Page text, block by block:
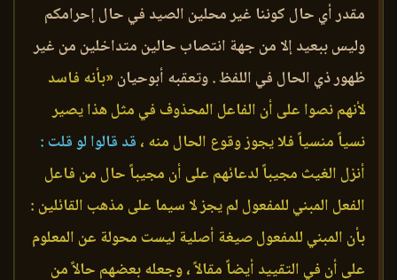
مقدر أي حال كوننا غير محلين الصيد في حال إحرامكم
وليس ببعيد إلا من جهة انتصاب حالين متداخلين من غير
ظهور ذي الحال في اللفظ . وتعقبه أبوحيان «بأنه فاسد
لأنهم نصوا على أن الفاعل المحذوف في مثل هذا يصير
نسياً منسياً فلا يجوز وقوع الحال منه ، قد قالوا لو قلت :
أنزل الغيث مجيباً لدعائهم على أن مجيباً حال من فاعل
الفعل المبني للمفعول لم يجز لا سيما على مذهب القائلين :
بأن المبني للمفعول صيغة أصلية ليست محولة عن المعلوم
على أن في التقييد أيضاً مقالاً ، وجعله بعضهم حالاً من